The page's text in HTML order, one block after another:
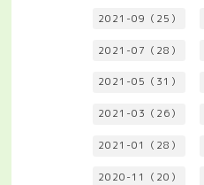
2021-09（25）
2021-07（28）
2021-05（31）
2021-03（26）
2021-01（28）
2020-11（20）